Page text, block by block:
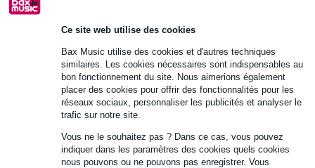
Ce site web utilise des cookies
Bax Music utilise des cookies et d'autres techniques
similaires. Les cookies nécessaires sont indispensables au
bon fonctionnement du site. Nous aimerions également
placer des cookies pour offrir des fonctionnalités pour les
réseaux sociaux, personnaliser les publicités et analyser le
trafic sur notre site.
Vous ne le souhaitez pas ? Dans ce cas, vous pouvez
indiquer dans les paramètres des cookies quels cookies
nous pouvons ou ne pouvons pas enregistrer. Vous
enceinte murale/plafond passive 2 voies à gamme étendue
convient pour l'intérieur et l'extérieur abrité
Afficher toutes les caractéristiques du produit
Autres variantes (1)